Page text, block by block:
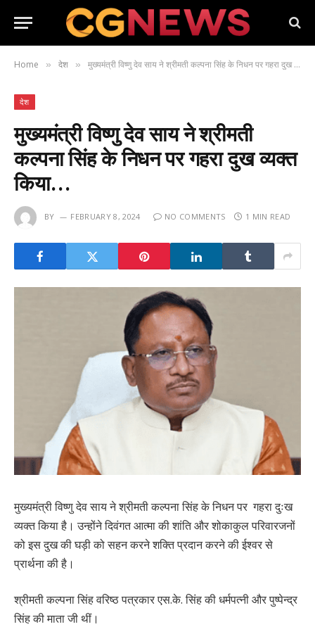
Home » देश » मुख्यमंत्री विष्णु देव साय ने श्रीमती कल्पना सिंह के निधन पर गहरा दुख व्यक्त किया…
देश
मुख्यमंत्री विष्णु देव साय ने श्रीमती
कल्पना सिंह के निधन पर गहरा दुख व्यक्त
किया…
BY FEBRUARY 8, 2024 NO COMMENTS 1 MIN READ
मुख्यमंत्री विष्णु देव साय ने श्रीमती कल्पना सिंह के निधन पर गहरा दुःख
व्यक्त किया है। उन्होंने दिवंगत आत्मा की शांति और शोकाकुल परिवारजनों
को इस दुख की घड़ी को सहन करने शक्ति प्रदान करने की ईश्वर से
प्रार्थना की है।
श्रीमती कल्पना सिंह वरिष्ठ पत्रकार एस.के. सिंह की धर्मपत्नी और पुष्पेन्द्र
सिंह की माता जी थीं।